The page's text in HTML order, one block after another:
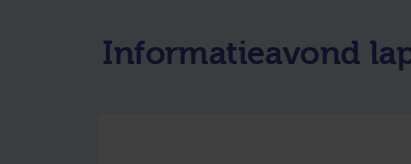
Hengelo Borne
Informatieavond